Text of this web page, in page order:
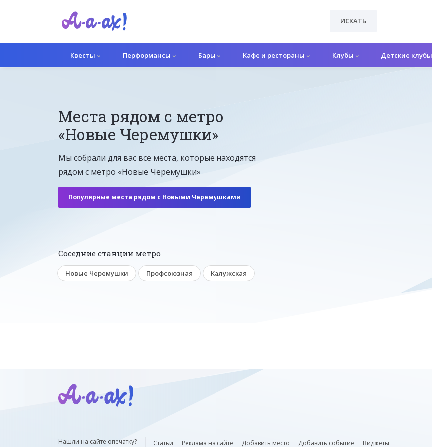
ИСКАТЬ
Квесты Перформансы Бары Кафе и рестораны Клубы Детские клубы
Места рядом с метро
«Новые Черемушки»
Мы собрали для вас все места, которые находятся
рядом с метро «Новые Черемушки»
Популярные места рядом с Новыми Черемушками
Соседние станции метро
Новые Черемушки Профсоюзная Калужская
Нашли на сайте опечатку?
Статьи Реклама на сайте Добавить место Добавить событие Виджеты